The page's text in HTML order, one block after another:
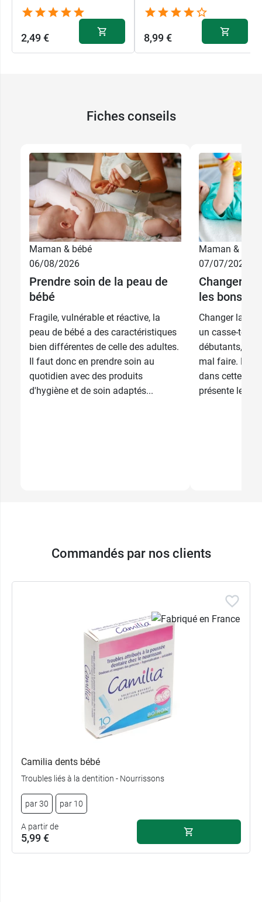
2,49 € 8,99 €
Fiches conseils
Maman & bébé
06/08/2026
Prendre soin de la peau de
bébé
Fragile, vulnérable et réactive, la
peau de bébé a des caractéristiques
bien différentes de celle des adultes.
Il faut donc en prendre soin au
quotidien avec des produits
d'hygiène et de soin adaptés...
Maman & bébé
07/07/2026
Changer la
les bons
Changer la
un casse-tête
débutants, qui
mal faire.
dans cette
présente les
Commandés par nos clients
Camilia dents bébé
Troubles liés à la dentition - Nourrissons
par 30 par 10
A partir de
5,99 €